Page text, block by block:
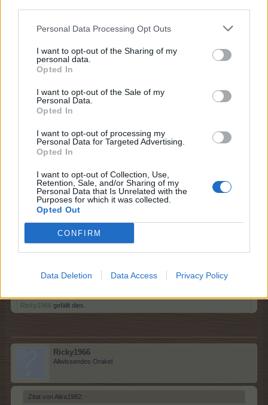
Personal Data Processing Opt Outs
I want to opt-out of the Sharing of my
personal data.
Opted In
I want to opt-out of the Sale of my
Personal Data.
Opted In
I want to opt-out of processing my
Personal Data for Targeted Advertising.
Opted In
I want to opt-out of Collection, Use,
Retention, Sale, and/or Sharing of my
Personal Data that Is Unrelated with the
Purposes for which it was collected.
Opted Out
CONFIRM
Data Deletion Data Access Privacy Policy
id 29712554
3 Juni 2026
Alira1982
Lebende Forenlegende
Zitat von Ricky1966:↑
kann bitte jemand meine farm lüften ?
id 29712554
dankeschön
Das Event ist zu Ende.
Ricky1966 gefällt dies.
Ricky1966
Allwissendes Orakel
Zitat von Alira1982: ↑